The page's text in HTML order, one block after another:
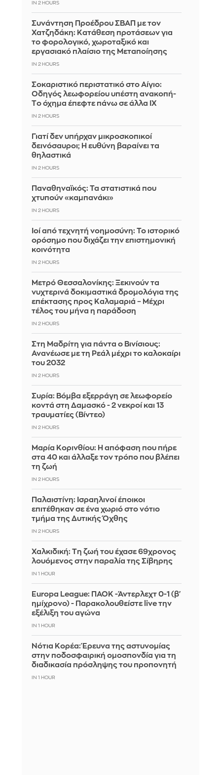
IN 2 HOURS
Συνάντηση Προέδρου ΣΒΑΠ με τον
Χατζηδάκη: Κατάθεση προτάσεων για
το φορολογικό, χωροταξικό και
εργασιακό πλαίσιο της Μεταποίησης
IN 2 HOURS
Σοκαριστικό περιστατικό στο Αίγιο:
Οδηγός λεωφορείου υπέστη ανακοπή-
Tο όχημα έπεφτε πάνω σε άλλα ΙΧ
IN 2 HOURS
Γιατί δεν υπήρχαν μικροσκοπικοί
δεινόσαυροι; Η ευθύνη βαραίνει τα
θηλαστικά
IN 2 HOURS
Παναθηναϊκός: Τα στατιστικά που
χτυπούν «καμπανάκι»
IN 2 HOURS
Ιοί από τεχνητή νοημοσύνη: Το ιστορικό
ορόσημο που διχάζει την επιστημονική
κοινότητα
IN 2 HOURS
Μετρό Θεσσαλονίκης: Ξεκινούν τα
νυχτερινά δοκιμαστικά δρομολόγια της
επέκτασης προς Καλαμαριά – Μέχρι
τέλος του μήνα η παράδοση
IN 2 HOURS
Στη Μαδρίτη για πάντα ο Βινίσιους:
Ανανέωσε με τη Ρεάλ μέχρι το καλοκαίρι
του 2032
IN 2 HOURS
Συρία: Βόμβα εξερράγη σε λεωφορείο
κοντά στη Δαμασκό - 2 νεκροί και 13
τραυματίες (Βίντεο)
IN 2 HOURS
Μαρία Κορινθίου: Η απόφαση που πήρε
στα 40 και άλλαξε τον τρόπο που βλέπει
τη ζωή
IN 2 HOURS
Παλαιστίνη: Ισραηλινοί έποικοι
επιτέθηκαν σε ένα χωριό στο νότιο
τμήμα της Δυτικής Όχθης
IN 2 HOURS
Χαλκιδική: Τη ζωή του έχασε 69χρονος
λουόμενος στην παραλία της Σίβηρης
IN 1 HOUR
Europa League: ΠΑΟΚ -Άντερλεχτ 0-1 (β'
ημίχρονο) - Παρακολουθείστε live την
εξέλιξη του αγώνα
IN 1 HOUR
Νότια Κορέα: Έρευνα της αστυνομίας
στην ποδοσφαιρική ομοσπονδία για τη
διαδικασία πρόσληψης του προπονητή
IN 1 HOUR